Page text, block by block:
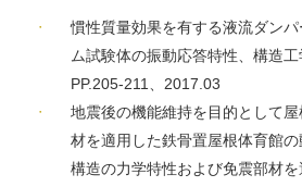
慣性質量効果を有する液流ダン
ム試験体の振動応答特性、構造工
PP.205-211、2017.03
地震後の機能維持を目的として
材を適用した鉄骨置屋根体育館
構造の力学特性および免震部材